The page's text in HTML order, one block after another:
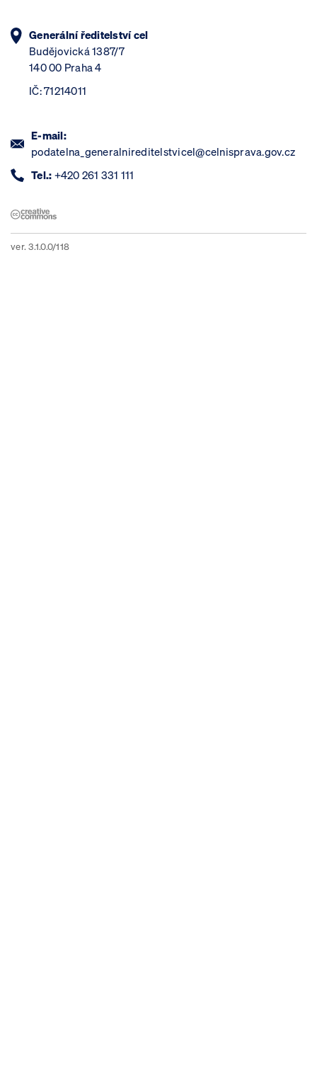
Generální ředitelství cel
Budějovická 1387/7
140 00 Praha 4
IČ: 71214011
E-mail:
podatelna_generalnireditelstvicel@celnisprava.gov.cz
Tel.: +420 261 331 111
ver. 3.1.0.0/118